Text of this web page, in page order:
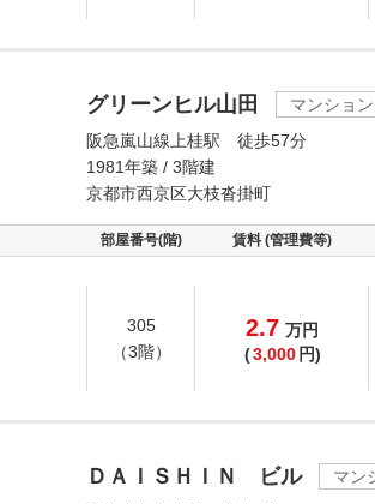
グリーンヒル山田
マンション
阪急嵐山線上桂駅 徒歩57分
1981年築 / 3階建
京都市西京区大枝沓掛町
部屋番号(階) 賃料 (管理費等)
305
（3階）
2.7 万円
(3,000 円)
ＤＡＩＳＨＩＮ ビル
マン